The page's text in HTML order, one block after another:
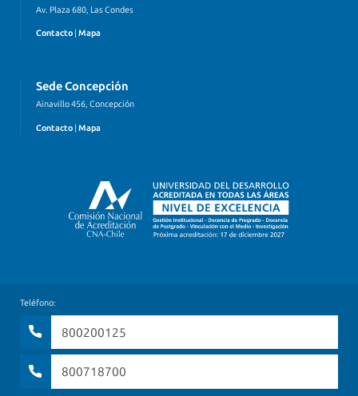
Av. Plaza 680, Las Condes
Contacto | Mapa
Sede Concepción
Ainavillo 456, Concepción
Contacto | Mapa
Teléfono:
800200125
800718700